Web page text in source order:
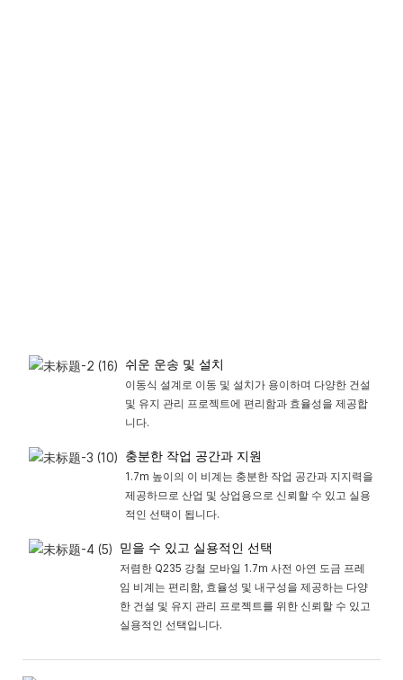
쉬운 운송 및 설치
이동식 설계로 이동 및 설치가 용이하며 다양한 건설
및 유지 관리 프로젝트에 편리함과 효율성을 제공합
니다.
충분한 작업 공간과 지원
1.7m 높이의 이 비계는 충분한 작업 공간과 지지력을
제공하므로 산업 및 상업용으로 신뢰할 수 있고 실용
적인 선택이 됩니다.
믿을 수 있고 실용적인 선택
저렴한 Q235 강철 모바일 1.7m 사전 아연 도금 프레
임 비계는 편리함, 효율성 및 내구성을 제공하는 다양
한 건설 및 유지 관리 프로젝트를 위한 신뢰할 수 있고
실용적인 선택입니다.